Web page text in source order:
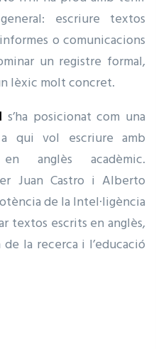
escriure textos
o comunicacions
un registre formal,
lèxic molt concret.
s’ha posicionat com una
qui vol escriure amb
anglès acadèmic.
Juan Castro i Alberto
de la Intel·ligència
textos escrits en anglès,
la recerca i l’educació